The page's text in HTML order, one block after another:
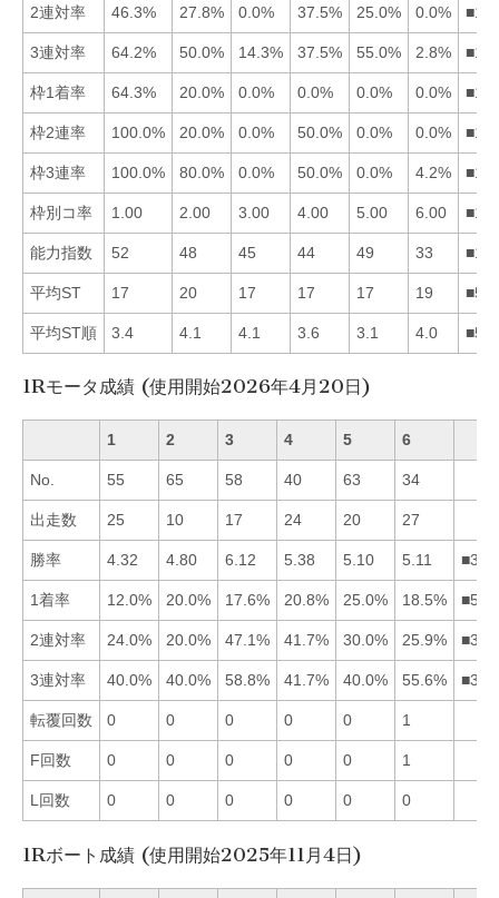
2連対率 46.3% 27.8% 0.0% 37.5% 25.0% 0.0%
3連対率 64.2% 50.0% 14.3% 37.5% 55.0% 2.8%
枠1着率 64.3% 20.0% 0.0% 0.0% 0.0% 0.0%
枠2連率 100.0% 20.0% 0.0% 50.0% 0.0% 0.0%
枠3連率 100.0% 80.0% 0.0% 50.0% 0.0% 4.2%
枠別コ率 1.00 2.00 3.00 4.00 5.00 6.00
能力指数 52 48 45 44 49 33
平均ST 17 20 17 17 17 19
平均ST順 3.4 4.1 4.1 3.6 3.1 4.0
1Rモータ成績 (使用開始2026年4月20日)
1 2 3 4 5 6
No. 55 65 58 40 63 34
出走数 25 10 17 24 20 27
勝率 4.32 4.80 6.12 5.38 5.10 5.11
1着率 12.0% 20.0% 17.6% 20.8% 25.0% 18.5%
2連対率 24.0% 20.0% 47.1% 41.7% 30.0% 25.9%
3連対率 40.0% 40.0% 58.8% 41.7% 40.0% 55.6%
転覆回数 0 0 0 0 0 1
F回数 0 0 0 0 0 1
L回数 0 0 0 0 0 0
1Rボート成績 (使用開始2025年11月4日)